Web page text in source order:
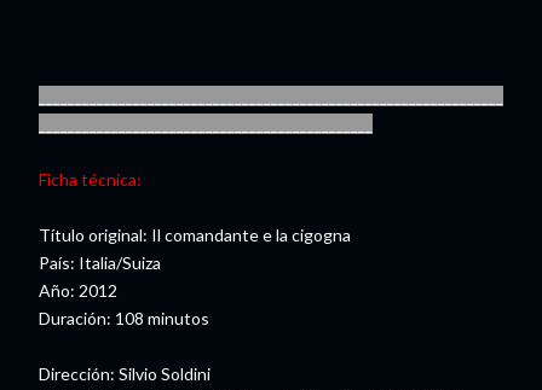
Ficha técnica:
Título original: Il comandante e la cigogna
País: Italia/Suiza
Año: 2012
Duración: 108 minutos
Dirección: Silvio Soldini